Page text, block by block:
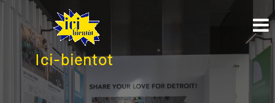
Ici-bientot